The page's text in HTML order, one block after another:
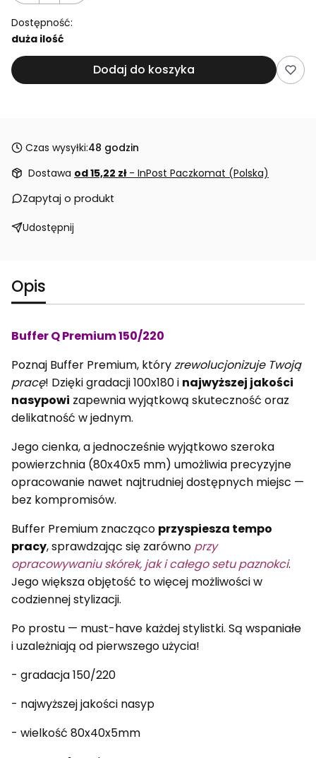
Dostępność:
duża ilość
Dodaj do koszyka
Czas wysyłki:48 godzin
Dostawa od 15,22 zł - InPost Paczkomat (Polska)
Zapytaj o produkt
Udostępnij
Opis
Buffer Q Premium 150/220
Poznaj Buffer Premium, któryzrewolucjonizuje Twoją
pracę! Dzięki gradacji 100x180 i najwyższej jakości
nasypowi zapewnia wyjątkową skuteczność oraz
delikatność w jednym.
Jego cienka, a jednocześnie wyjątkowo szeroka
powierzchnia (80x40x5 mm) umożliwia precyzyjne
opracowanie nawet najtrudniej dostępnych miejsc —
bez kompromisów.
Buffer Premium znacząco przyspiesza tempo
pracy, sprawdzając się zarówno przy
opracowywaniu skórek, jak i całego setu paznokci.
Jego większa objętość to więcej możliwości w
codziennej stylizacji.
Po prostu — must-have każdej stylistki. Są wspaniałe
i uzależniają od pierwszego użycia!
- gradacja 150/220
- najwyższej jakości nasyp
- wielkość 80x40x5mm